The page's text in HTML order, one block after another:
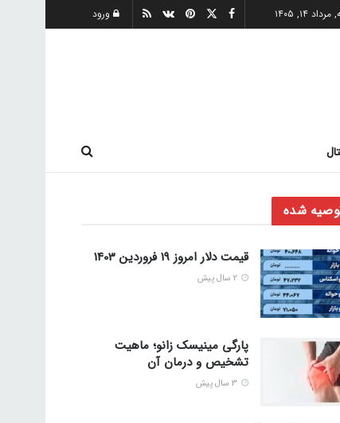
۱۴, ۱۴۰۵ ورود
شده
قیمت دلار امروز 19 فروردین 1403
پارگی مینیسک زانو؛ ماهیت
تشخیص و درمان آن